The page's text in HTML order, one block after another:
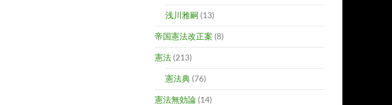
浅川雅嗣 (13)
帝国憲法改正案 (8)
憲法 (213)
憲法典 (76)
憲法無効論 (14)